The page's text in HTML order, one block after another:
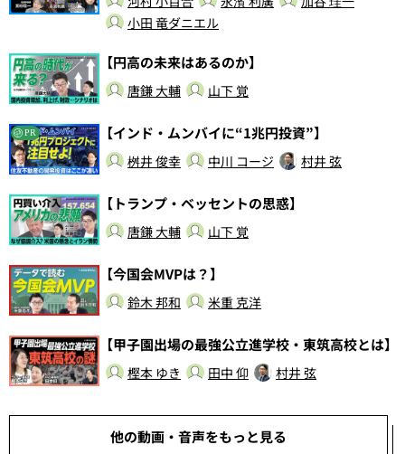
小田 竜ダニエル
【円高の未来はあるのか】
唐鎌 大輔 山下 覚
PR 【インド・ムンバイに“1兆円投資”】
桝井 俊幸 中川 コージ 村井 弦
【トランプ・ベッセントの思惑】
唐鎌 大輔 山下 覚
【今国会MVPは？】
鈴木 邦和 米重 克洋
【甲子園出場の最強公立進学校・東筑高校とは】
樫本 ゆき 田中 仰 村井 弦
他の動画・音声をもっと見る